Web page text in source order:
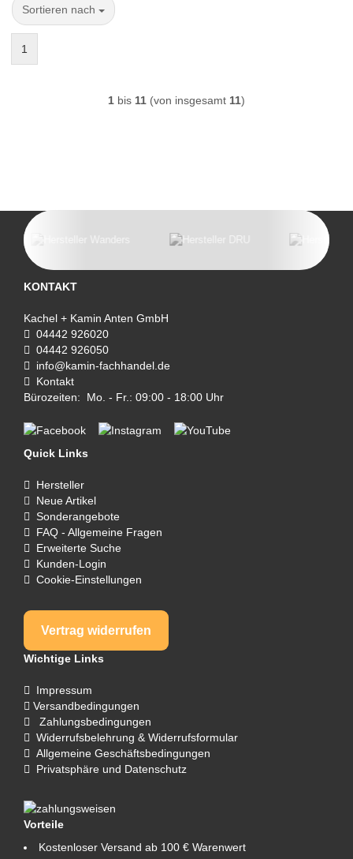
Sortieren nach
Sortieren nach
1
1 bis 11 (von insgesamt 11)
KONTAKT
Kachel + Kamin Anten GmbH
04442 926020
04442 926050
info@kamin-fachhandel.de
Kontakt
Bürozeiten: Mo. - Fr.: 09:00 - 18:00 Uhr
Quick Links
Hersteller
Neue Artikel
Sonderangebote
FAQ - Allgemeine Fragen
Erweiterte Suche
Kunden-Login
Cookie-Einstellungen
Vertrag widerrufen
Wichtige Links
Impressum
Versandbedingungen
Zahlungsbedingungen
Widerrufsbelehrung & Widerrufsformular
Allgemeine Geschäftsbedingungen
Privatsphäre und Datenschutz
Vorteile
Kostenloser Versand ab 100 € Warenwert